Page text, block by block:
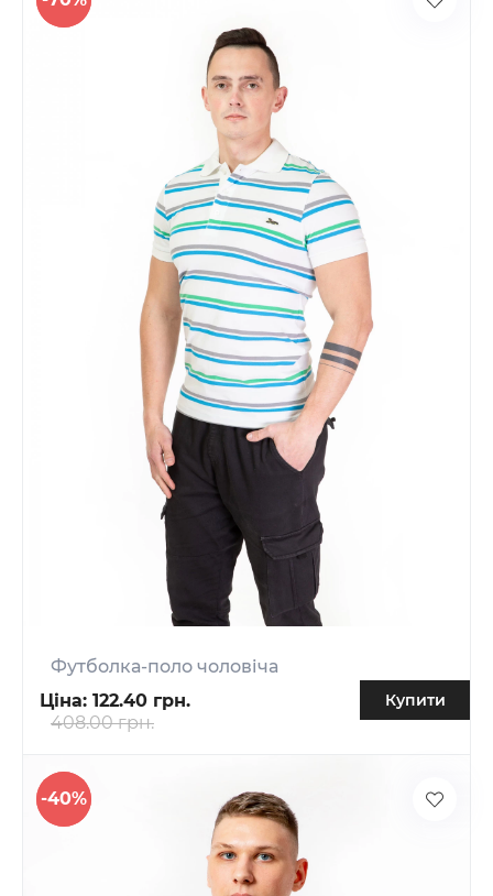
Футболка-поло чоловіча
Ціна: 122.40 грн.
408.00 грн.
Купити
-40%